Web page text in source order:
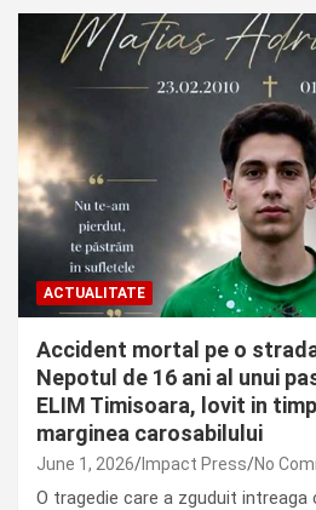
ACTUALITATE
Accident mortal pe o
Nepotul de 16 ani al unui
ELIM Timisoara, lovit in
marginea carosabilului
June 1, 2026 Impact Press No
O tragedie care a zguduit intreaga